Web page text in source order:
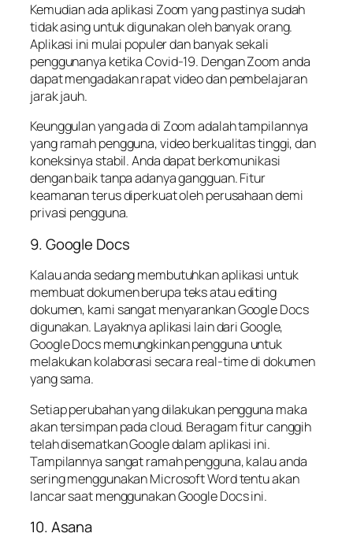
Kemudian ada aplikasi Zoom yang pastinya sudah
tidak asing untuk digunakan oleh banyak orang.
Aplikasi ini mulai populer dan banyak sekali
penggunanya ketika Covid-19. Dengan Zoom anda
dapat mengadakan rapat video dan pembelajaran
jarak jauh.
Keunggulan yang ada di Zoom adalah tampilannya
yang ramah pengguna, video berkualitas tinggi, dan
koneksinya stabil. Anda dapat berkomunikasi
dengan baik tanpa adanya gangguan. Fitur
keamanan terus diperkuat oleh perusahaan demi
privasi pengguna.
9. Google Docs
Kalau anda sedang membutuhkan aplikasi untuk
membuat dokumen berupa teks atau editing
dokumen, kami sangat menyarankan Google Docs
digunakan. Layaknya aplikasi lain dari Google,
Google Docs memungkinkan pengguna untuk
melakukan kolaborasi secara real-time di dokumen
yang sama.
Setiap perubahan yang dilakukan pengguna maka
akan tersimpan pada cloud. Beragam fitur canggih
telah disematkan Google dalam aplikasi ini.
Tampilannya sangat ramah pengguna, kalau anda
sering menggunakan Microsoft Word tentu akan
lancar saat menggunakan Google Docs ini.
10. Asana